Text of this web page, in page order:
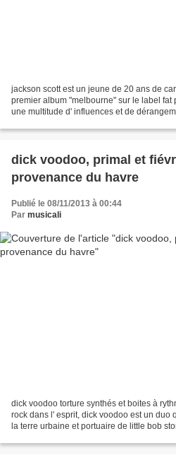
jackson scott est un jeune de 20 ans de
premier album "melbourne" sur le label fat
une multitude d' influences et de
dick voodoo, primal et
provenance du havre
Publié le 08/11/2013 à 00:44
Par musicali
dick voodoo torture synthés et boites à
rock dans l' esprit, dick voodoo est un duo
la terre urbaine et portuaire de little bob